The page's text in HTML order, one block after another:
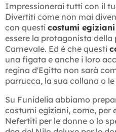
Impressionerai tutti con il
Divertiti come non mai
con questi costumi egiziani
essere la protagonista della
Carnevale. Ed è che questi
una figata e anche i loro
regina d'Egitto non sarà
parrucca, la sua collana o
Su Funidelia abbiamo
costumi egiziani, come, per
Nefertiti per le donne o lo